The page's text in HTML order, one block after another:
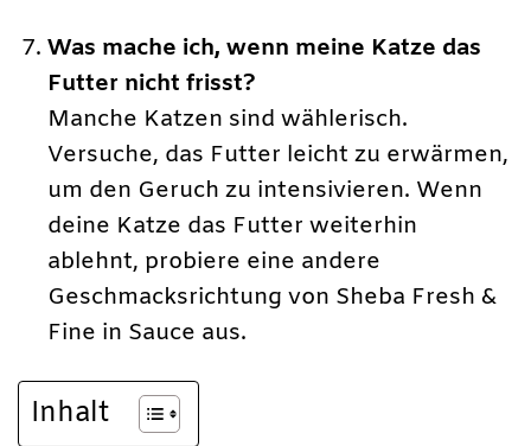
Was mache ich, wenn meine Katze das
Futter nicht frisst?
Manche Katzen sind wählerisch.
Versuche, das Futter leicht zu erwärmen,
um den Geruch zu intensivieren. Wenn
deine Katze das Futter weiterhin
ablehnt, probiere eine andere
Geschmacksrichtung von Sheba Fresh &
Fine in Sauce aus.
Inhalt